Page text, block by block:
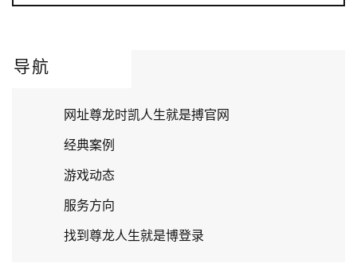
导航
网址尊龙时凯人生就是搏官网
经典案例
游戏动态
服务方向
找到尊龙人生就是博登录